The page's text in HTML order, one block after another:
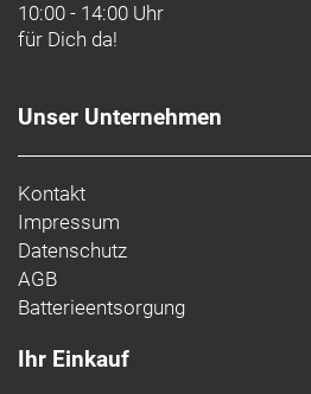
10:00 - 14:00 Uhr
für Dich da!
Unser Unternehmen
Kontakt
Impressum
Datenschutz
AGB
Batterieentsorgung
Ihr Einkauf